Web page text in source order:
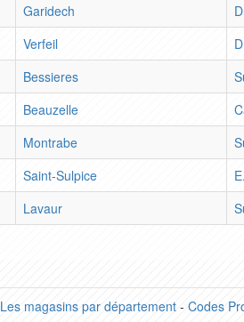
Garidech
Verfeil
Bessieres
Beauzelle
Montrabe
Saint-Sulpice
Lavaur
Les magasins par département- Codes